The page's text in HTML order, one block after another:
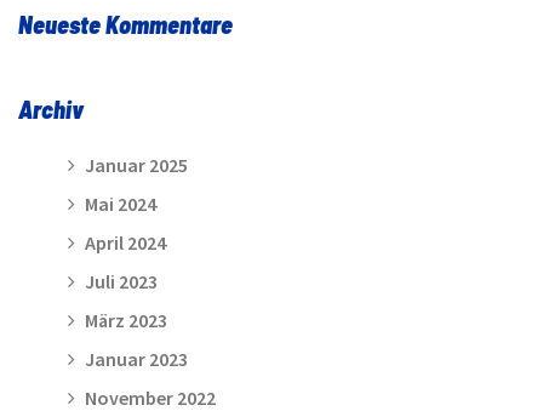
Neueste Kommentare
Archiv
Januar 2025
Mai 2024
April 2024
Juli 2023
März 2023
Januar 2023
November 2022